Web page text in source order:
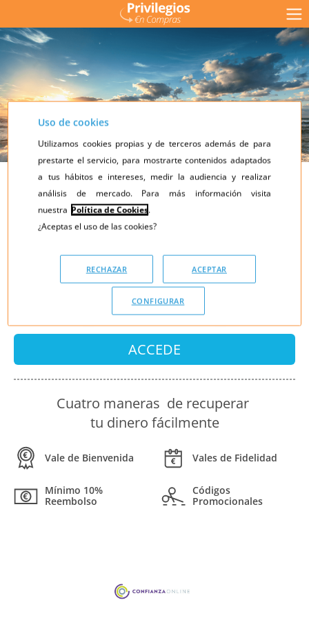
Recibe mínimo
10% de reembolso
cada vez que compres
ACCEDE
Cuatro maneras de recuperar
tu dinero fácilmente
Vale de Bienvenida Vales de Fidelidad
Mínimo 10%
Reembolso
Códigos
Promocionales
Uso de cookies
Utilizamos cookies propias y de terceros además de para
prestarte el servicio, para mostrarte contenidos adaptados
a tus hábitos e intereses, medir la audiencia y realizar
análisis de mercado. Para más información visita
nuestra Política de Cookies.
¿Aceptas el uso de las cookies?
RECHAZAR ACEPTAR
CONFIGURAR